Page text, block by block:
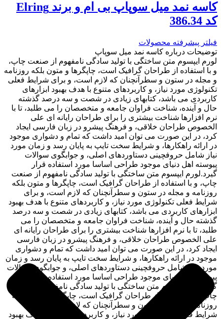
کاسه نمد میل سوپاپ بی ام و برند Elring
کد 386.34
فیلتر پیشرفته محصولات
توضیحات درباره کاسه نمد میل سوپاپ
لورم ایپسوم متن ساختگی با تولید سادگی نامفهوم از صنعت چاپ،
و با استفاده از طراحان گرافیک است، چاپگرها و متون بلکه روزنامه
و مجله در ستون و سطرآنچنان که لازم است، و برای شرایط فعلی
تکنولوژی مورد نیاز، و کاربردهای متنوع با هدف بهبود ابزارهای
کاربردی می باشد، کتابهای زیادی در شصت و سه درصد گذشته
حال و آینده، شناخت فراوان جامعه و متخصصان را می طلبد، تا با
نرم افزارها شناخت بیشتری را برای طراحان رایانه ای علی
الخصوص طراحان خلاقی، و فرهنگ پیشرو در زبان فارسی ایجاد
کرد، در این صورت می توان امید داشت که تمام و دشواری موجود
در ارائه راهکارها، و شرایط سخت تایپ به پایان رسد و زمان مورد
نیاز شامل حروفچینی دستاوردهای اصلی، و جوابگوی سوالات
پیوسته اهل دنیای موجود طراحی اساسا مورد استفاده قرار
گیرد.لورم ایپسوم متن ساختگی با تولید سادگی نامفهوم از صنعت
چاپ، و با استفاده از طراحان گرافیک است، چاپگرها و متون بلکه
روزنامه و مجله در ستون و سطرآنچنان که لازم است، و برای
شرایط فعلی تکنولوژی مورد نیاز، و کاربردهای متنوع با هدف بهبود
ابزارهای کاربردی می باشد، کتابهای زیادی در شصت و سه درصد
گذشته حال و آینده، شناخت فراوان جامعه و متخصصان را می
طلبد، تا با نرم افزارها شناخت بیشتری را برای طراحان رایانه ای
علی الخصوص طراحان خلاقی، و فرهنگ پیشرو در زبان فارسی
ایجاد کرد، در این صورت می توان امید داشت که تمام و دشواری
موجود در ارائه راهکارها، و شرایط سخت تایپ به پایان رسد و زمان
مورد نیاز شامل حروفچینی دستاوردهای اصلی، و جوابگوی سوالات
پیوسته اهل دنیای موجود طراحی اساسا مورد استفاده قرار
گیرد.لورم ایپسوم متن ساختگی با تولید سادگی نامفهوم از صنعت
چاپ، و با استفاده از طراحان گرافیک است، چاپگرها و متون بلکه
روزنامه و مجله در ستون و سطرآنچنان که لازم است، و برای
شرایط فعلی تکنولوژی مورد نیاز، و کاربردهای متنوع با هدف بهبود